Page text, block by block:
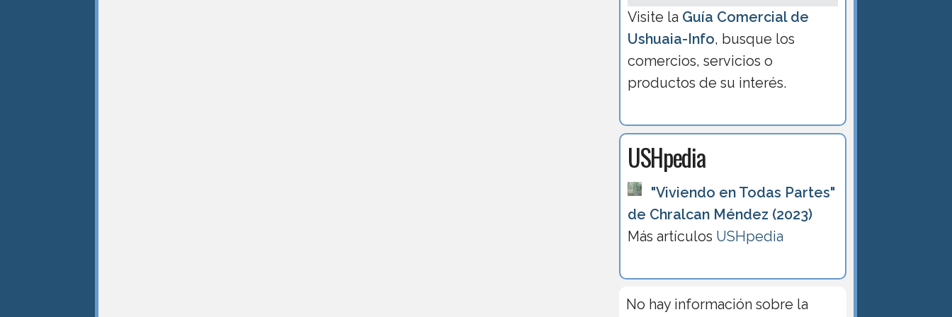
Visite la Guía Comercial de
Ushuaia-Info, busque los
comercios, servicios o
productos de su interés.
USHpedia
"Viviendo en Todas Partes"
de Chralcan Méndez (2023)
Más artículos USHpedia
No hay información sobre la